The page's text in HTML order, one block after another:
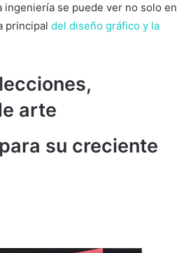
ingeniería se puede ver no solo en
principal del diseño gráfico y la
arte
su creciente